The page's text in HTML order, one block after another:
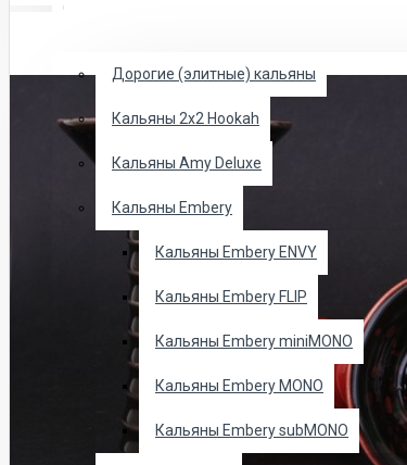
Дорогие (элитные) кальяны
Кальяны 2х2 Hookah
Кальяны Amy Deluxe
Кальяны Embery
Кальяны Embery ENVY
Кальяны Embery FLIP
Кальяны Embery miniMONO
Кальяны Embery MONO
Кальяны Embery subMONO